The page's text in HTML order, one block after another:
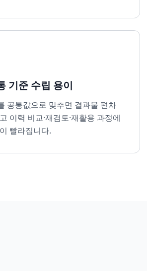
기준 수립 용이
공통값으로 맞추면 결과물 편차
이력 비교·재검토·재활용 과정에
빨라집니다.